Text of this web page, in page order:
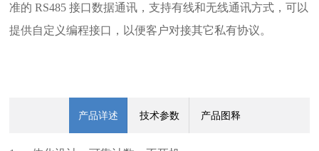
准的 RS485 接口数据通讯，支持有线和无线通讯方式，可以
提供自定义编程接口，以便客户对接其它私有协议。
产品详述 技术参数 产品图释